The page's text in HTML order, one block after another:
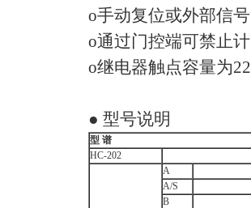
o手动复位或外部信
o通过门控端可禁止
o继电器触点容量为
● 型号说明
型 谱
HC-202
A
A/S
B